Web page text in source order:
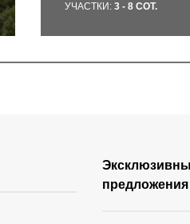
УЧАСТКИ: 3 - 8 СОТ.
предложения